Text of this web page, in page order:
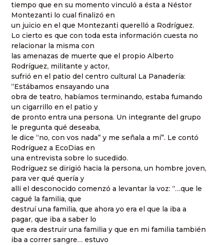
tiempo que en su momento vinculó a ésta a Néstor
Montezanti lo cual finalizó en
un juicio en el que Montezanti querelló a Rodríguez.
Lo cierto es que con toda esta información cuesta no
relacionar la misma con
las amenazas de muerte que el propio Alberto
Rodríguez, militante y actor,
sufrió en el patio del centro cultural La Panadería:
“Estábamos ensayando una
obra de teatro, habíamos terminando, estaba fumando
un cigarrillo en el patio y
de pronto entra una persona. Un integrante del grupo
le pregunta qué deseaba,
le dice “no, con vos nada” y me señala a mí”. Le contó
Rodríguez a EcoDias en
una entrevista sobre lo sucedido.
Rodríguez se dirigió hacia la persona, un hombre joven,
para ver qué quería y
allí el desconocido comenzó a levantar la voz: “…que le
cagué la familia, que
destruí una familia, que ahora yo era el que la iba a
pagar, que iba a saber lo
que era destruir una familia y que en mi familia también
iba a correr sangre… estuvo